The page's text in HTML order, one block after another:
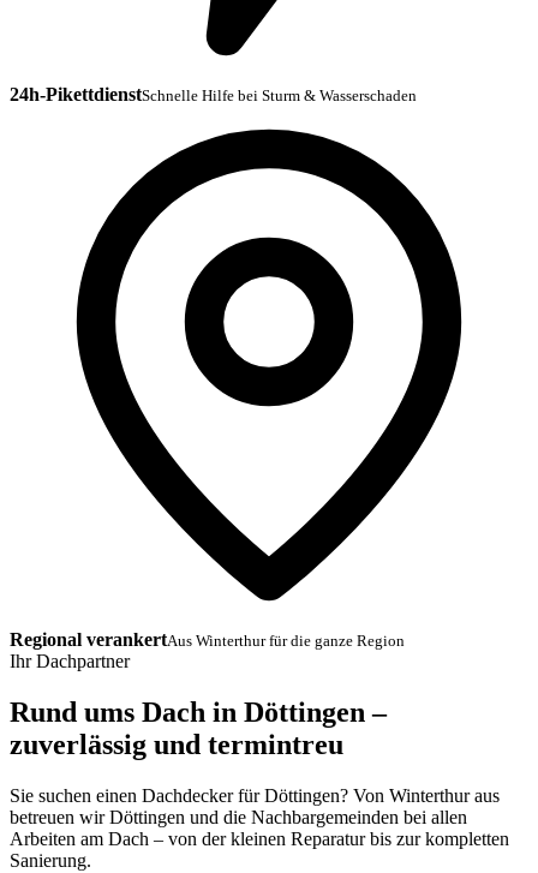
24h-PikettdienstSchnelle Hilfe bei Sturm & Wasserschaden
Regional verankertAus Winterthur für die ganze Region
Ihr Dachpartner
Rund ums Dach in Döttingen –
zuverlässig und termintreu
Sie suchen einen Dachdecker für Döttingen? Von Winterthur aus
betreuen wir Döttingen und die Nachbargemeinden bei allen
Arbeiten am Dach – von der kleinen Reparatur bis zur kompletten
Sanierung.